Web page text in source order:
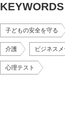
KEYWORDS
子どもの安全を守る
介護 ビジネス
心理テスト